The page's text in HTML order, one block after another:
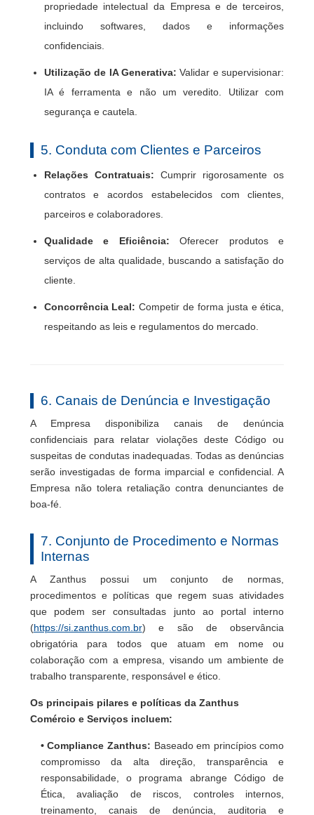
propriedade intelectual da Empresa e de terceiros,
incluindo softwares, dados e informações
confidenciais.
Utilização de IA Generativa: Validar e supervisionar:
IA é ferramenta e não um veredito. Utilizar com
segurança e cautela.
5. Conduta com Clientes e Parceiros
Relações Contratuais: Cumprir rigorosamente os
contratos e acordos estabelecidos com clientes,
parceiros e colaboradores.
Qualidade e Eficiência: Oferecer produtos e
serviços de alta qualidade, buscando a satisfação do
cliente.
Concorrência Leal: Competir de forma justa e ética,
respeitando as leis e regulamentos do mercado.
6. Canais de Denúncia e Investigação
A Empresa disponibiliza canais de denúncia
confidenciais para relatar violações deste Código ou
suspeitas de condutas inadequadas. Todas as denúncias
serão investigadas de forma imparcial e confidencial. A
Empresa não tolera retaliação contra denunciantes de
boa-fé.
7. Conjunto de Procedimento e Normas
Internas
A Zanthus possui um conjunto de normas,
procedimentos e políticas que regem suas atividades
que podem ser consultadas junto ao portal interno
(https://si.zanthus.com.br) e são de observância
obrigatória para todos que atuam em nome ou
colaboração com a empresa, visando um ambiente de
trabalho transparente, responsável e ético.
Os principais pilares e políticas da Zanthus
Comércio e Serviços incluem:
• Compliance Zanthus: Baseado em princípios como
compromisso da alta direção, transparência e
responsabilidade, o programa abrange Código de
Ética, avaliação de riscos, controles internos,
treinamento, canais de denúncia, auditoria e